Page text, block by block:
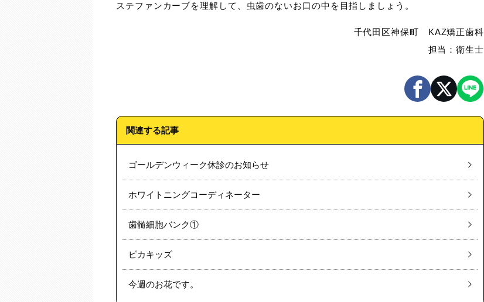
ステファンカーブを理解して、虫歯のないお口の中を目指しましょう。
千代田区神保町 KAZ矯正歯科
担当：衛生士
関連する記事
ゴールデンウィーク休診のお知らせ
ホワイトニングコーディネーター
歯髄細胞バンク①
ピカキッズ
今週のお花です。